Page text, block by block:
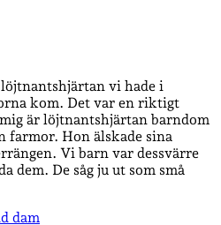
vi hade i
kom. Det var en riktigt
är löjtnantshjärtan barndom
farmor. Hon älskade sina
Vi barn var dessvärre
dem. De såg ju ut som små